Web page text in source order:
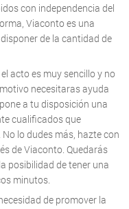
con independencia del
Viaconto es una
de la cantidad de
acto es muy sencillo y no
necesitaras ayuda
a tu disposición una
cualificados que
lo dudes más, hazte con
de Viaconto. Quedarás
posibilidad de tener una
minutos.
de promover la